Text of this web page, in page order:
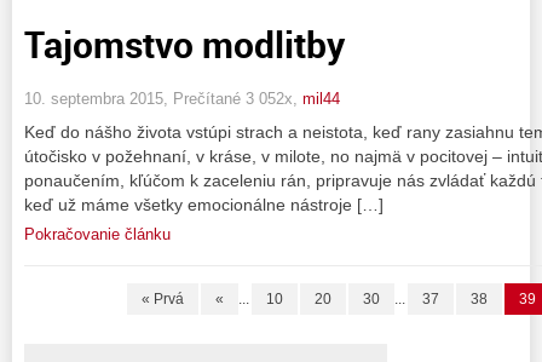
Tajomstvo modlitby
10. septembra 2015, Prečítané 3 052x, mil44
Keď do nášho života vstúpi strach a neistota, keď rany zasiahnu
útočisko v požehnaní, v kráse, v milote, no najmä v pocitovej –
ponaučením, kľúčom k zaceleniu rán, pripravuje nás zvládať
keď už máme všetky emocionálne nástroje […]
Pokračovanie článku
« Prvá « ... 10 20 30 ... 37 38 39